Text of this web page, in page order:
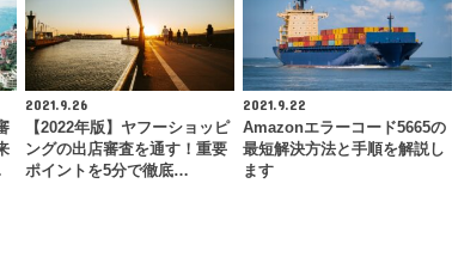
2021.9.26
【2022年版】ヤフーショッピ
ングの出店審査を通す！重要
ポイントを5分で徹底…
2021.9.22
Amazonエラーコード5665の
最短解決方法と手順を解説し
ます